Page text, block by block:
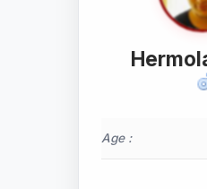
Age :